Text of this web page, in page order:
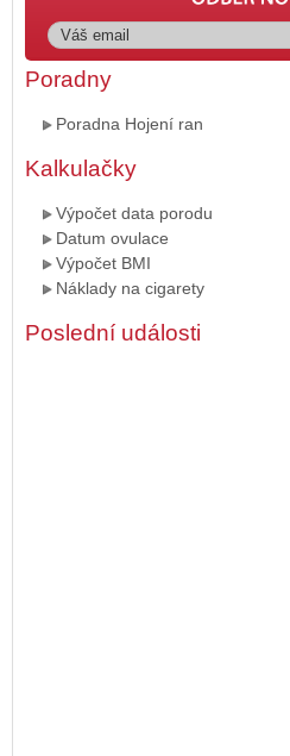
Poradny
Poradna Hojení ran
Kalkulačky
Výpočet data porodu
Datum ovulace
Výpočet BMI
Náklady na cigarety
Poslední události